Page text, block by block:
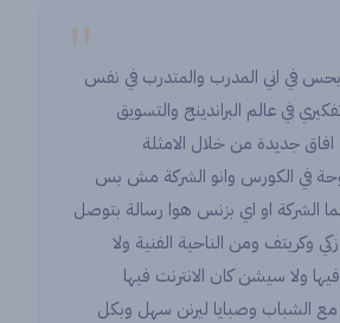
"في اني المدرب والمتدرب في نفس
في عالم البراندينج والتسويق
جديدة من خلال الامثلة
في الكورس وانو الشركة مش بس
الشركة او اي بزنس هوا رسالة بتوصل
وكريتف ومن الناحية الفنية ولا
ولا سيشن كان الانترنت فيها
الشباب وصبايا ليرنن سهل وبكل